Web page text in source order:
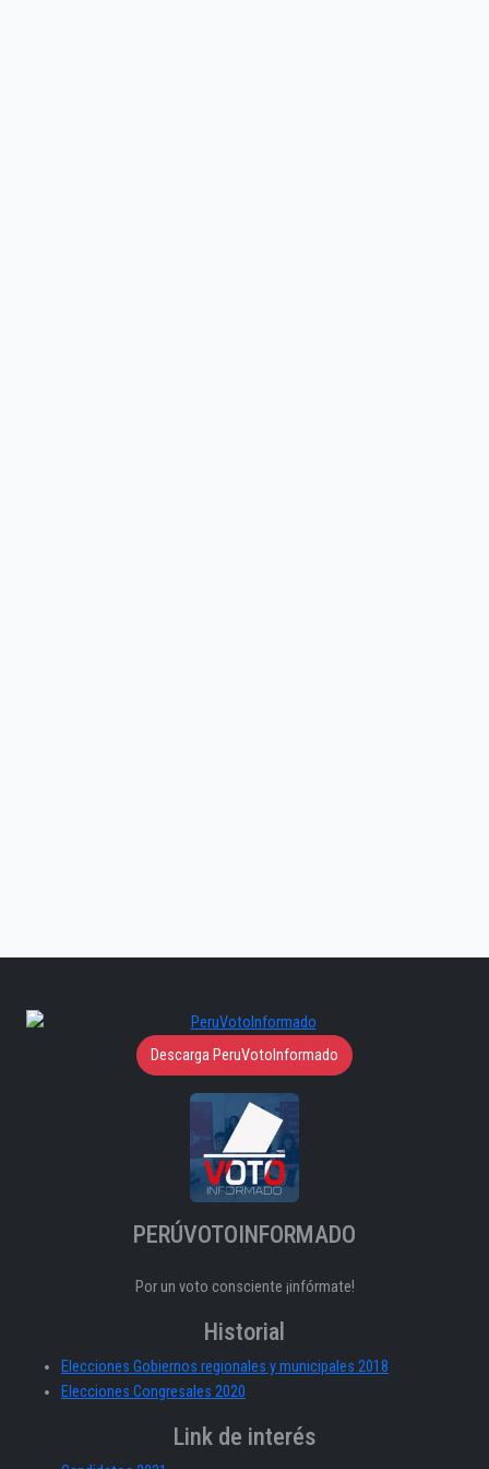
Descarga PeruVotoInformado
PERÚVOTOINFORMADO
Por un voto consciente ¡infórmate!
Historial
Elecciones Gobiernos regionales y municipales 2018
Elecciones Congresales 2020
Link de interés